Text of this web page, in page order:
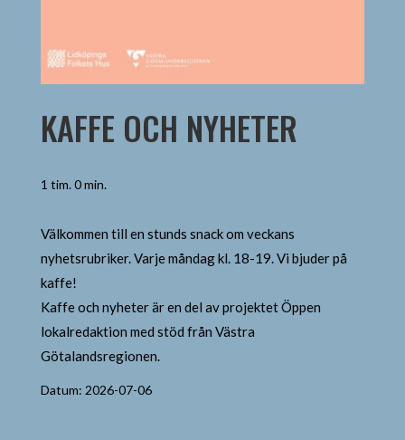
KAFFE OCH NYHETER
1 tim. 0 min.
Välkommen till en stunds snack om veckans
nyhetsrubriker. Varje måndag kl. 18-19. Vi bjuder på
kaffe!
Kaffe och nyheter är en del av projektet Öppen
lokalredaktion med stöd från Västra
Götalandsregionen.
Datum: 2026-07-06